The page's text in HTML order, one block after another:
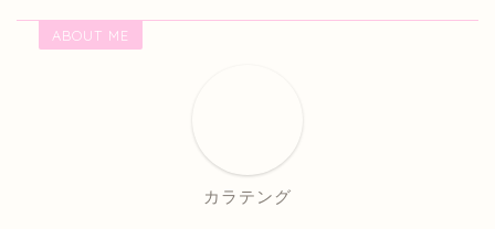
ABOUT ME
カラテング